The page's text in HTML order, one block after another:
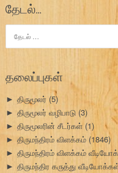
தேடல்…
தேடு:
தலைப்புகள்
► திருமூலர் (5)
► திருமூலர் வழிபாடு (3)
► திருமூலரின் சீடர்கள் (1)
► திருமந்திரம் விளக்கம் (1846)
► திருமந்திரம் விளக்கம்
► திருமந்திர கருத்து